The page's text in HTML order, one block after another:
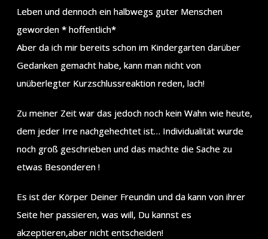
Leben und dennoch ein halbwegs guter Menschen
geworden * hoffentlich*
Aber da ich mir bereits schon im Kindergarten darüber
Gedanken gemacht habe, kann man nicht von
unüberlegter Kurzschlussreaktion reden, lach!
Zu meiner Zeit war das jedoch noch kein Wahn wie heute,
dem jeder Irre nachgehechtet ist… Individualität wurde
noch groß geschrieben und das machte die Sache zu
etwas Besonderen !
Es ist der Körper Deiner Freundin und da kann von ihrer
Seite her passieren, was will, Du kannst es
akzeptieren,aber nicht entscheiden!